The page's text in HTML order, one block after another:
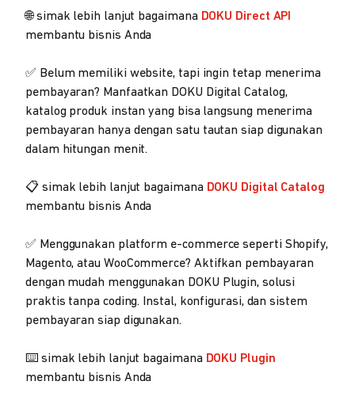
🌐 simak lebih lanjut bagaimana DOKU Direct API
membantu bisnis Anda
✅ Belum memiliki website, tapi ingin tetap menerima
pembayaran? Manfaatkan DOKU Digital Catalog,
katalog produk instan yang bisa langsung menerima
pembayaran hanya dengan satu tautan siap digunakan
dalam hitungan menit.
📋 simak lebih lanjut bagaimana DOKU Digital Catalog
membantu bisnis Anda
✅ Menggunakan platform e-commerce seperti Shopify,
Magento, atau WooCommerce? Aktifkan pembayaran
dengan mudah menggunakan DOKU Plugin, solusi
praktis tanpa coding. Instal, konfigurasi, dan sistem
pembayaran siap digunakan.
⌨️ simak lebih lanjut bagaimana DOKU Plugin
membantu bisnis Anda